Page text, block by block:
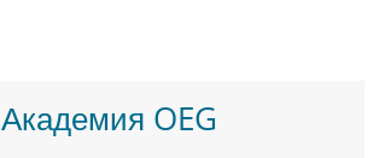
Академия OEG